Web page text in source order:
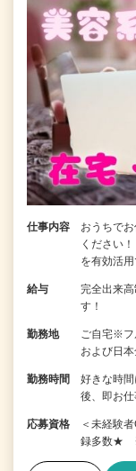
仕事内容
おうちで
ください
を有効活
給与
完全出来
す！
勤務地
ご自宅※フ
および日
勤務時間
好きな時
後、即お
応募資格
＜未経験
録多数★ ※